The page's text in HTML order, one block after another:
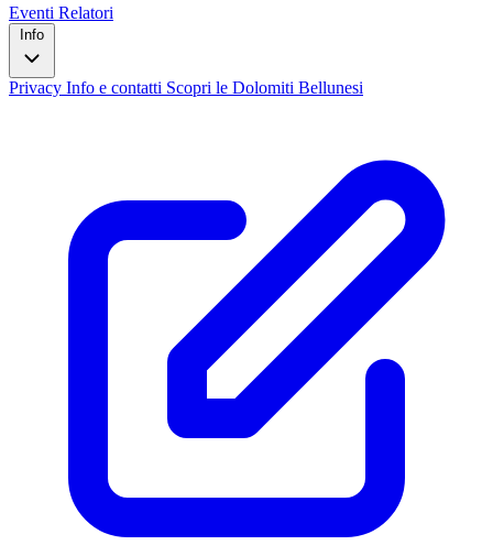
Eventi Relatori
Info
Privacy Info e contatti Scopri le Dolomiti Bellunesi